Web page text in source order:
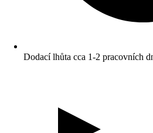
Dodací lhůta cca 1-2 pracovních